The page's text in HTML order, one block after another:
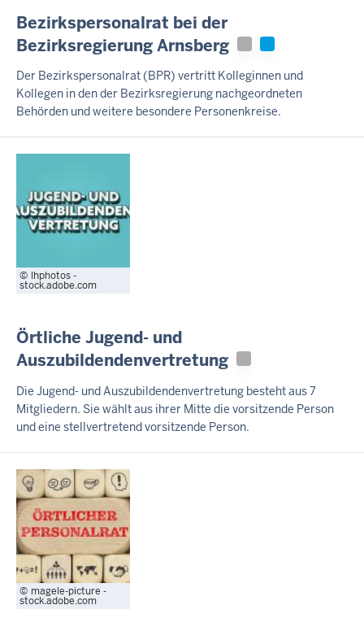
Bezirkspersonalrat bei der
Bezirksregierung Arnsberg
Der Bezirkspersonalrat (BPR) vertritt Kolleginnen und
Kollegen in den der Bezirksregierung nachgeordneten
Behörden und weitere besondere Personenkreise.
lhphotos -
stock.adobe.com
Örtliche Jugend- und
Auszubildendenvertretung
Die Jugend- und Auszubildendenvertretung besteht aus 7
Mitgliedern. Sie wählt aus ihrer Mitte die vorsitzende Person
und eine stellvertretend vorsitzende Person.
magele-picture -
stock.adobe.com